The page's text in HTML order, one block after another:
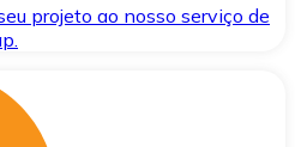
projeto ao nosso serviço de